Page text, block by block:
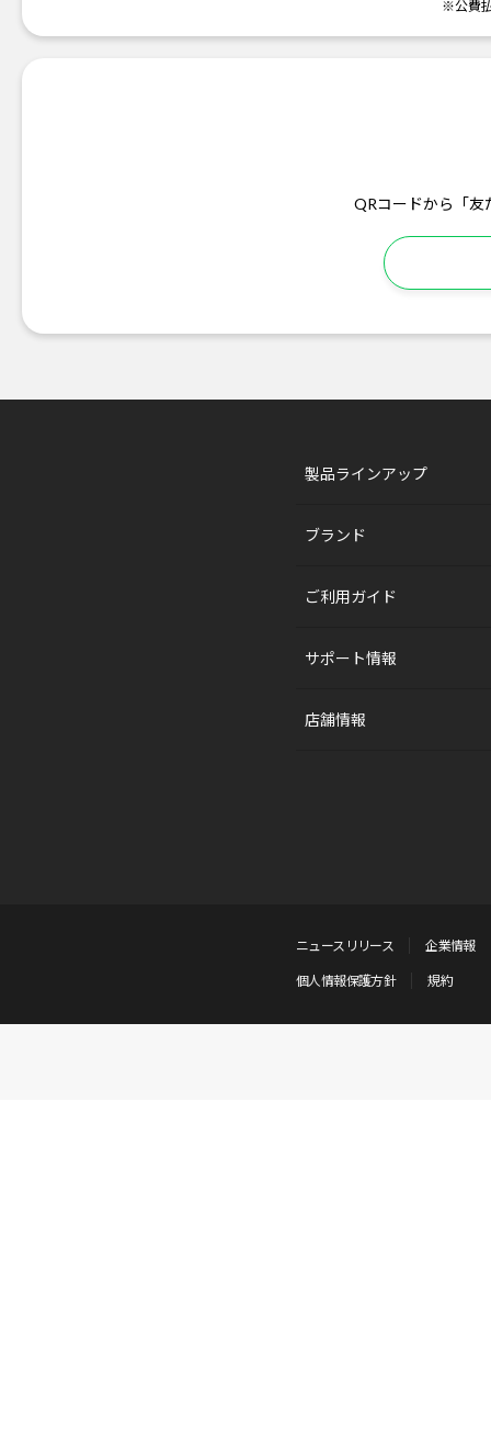
※公費
QRコードから「友
製品ラインアップ
ブランド
ご利用ガイド
サポート情報
店舗情報
ニュースリリース 企業情報
個人情報保護方針 規約